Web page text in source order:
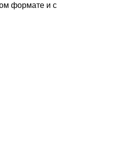
формате и с